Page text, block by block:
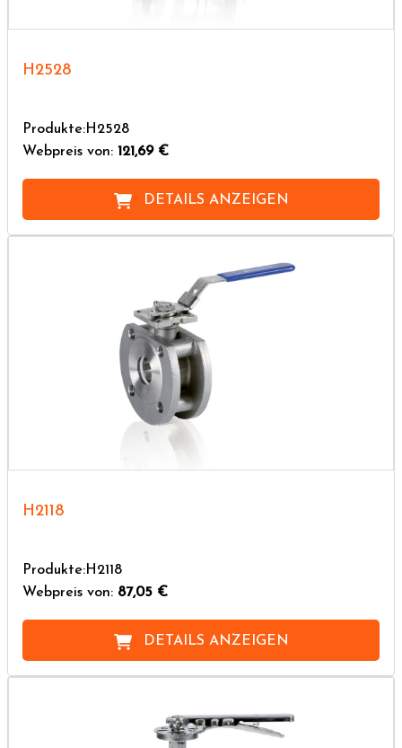
H2528
Produkte:H2528
Webpreis von: 121,69 €
DETAILS ANZEIGEN
H2118
Produkte:H2118
Webpreis von: 87,05 €
DETAILS ANZEIGEN